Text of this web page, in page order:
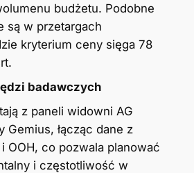
budżetu. Podobne
są w przetargach
kryterium ceny sięga 78
badawczych
z paneli widowni AG
Gemius, łącząc dane z
OOH, co pozwala planować
i częstotliwość w